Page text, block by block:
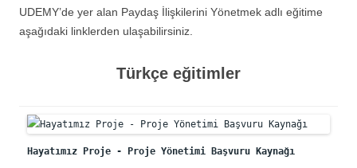
UDEMY’de yer alan Paydaş İlişkilerini Yönetmek adlı eğitime
aşağıdaki linklerden ulaşabilirsiniz.
Türkçe eğitimler
Hayatımız Proje - Proje Yönetimi Başvuru Kaynağı